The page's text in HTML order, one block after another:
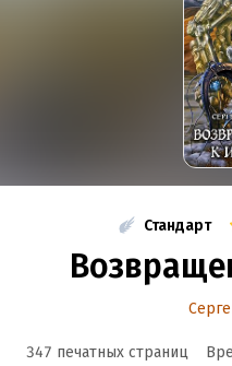
Стандарт
347 печатных страниц